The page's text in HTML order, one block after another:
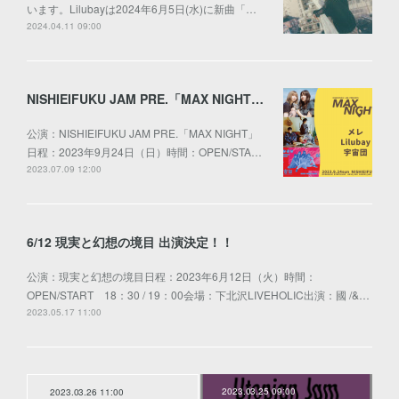
います。Lilubayは2024年6月5日(水)に新曲「…
2024.04.11 09:00
NISHIEIFUKU JAM PRE.「MAX NIGHT」出演決定！
公演：NISHIEIFUKU JAM PRE.「MAX NIGHT」
日程：2023年9月24日（日）時間：OPEN/STA…
2023.07.09 12:00
6/12 現実と幻想の境目 出演決定！！
公演：現実と幻想の境目日程：2023年6月12日（火）時間：
OPEN/START 18：30 / 19：00会場：下北沢LIVEHOLIC出演：國 /&…
2023.05.17 11:00
2023.03.26 11:00 2023.03.25 09:00